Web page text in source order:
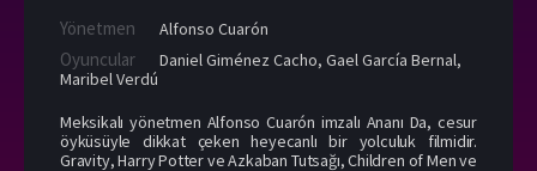
Yönetmen Alfonso Cuarón
Oyuncular Daniel Giménez Cacho, Gael García Bernal,
Maribel Verdú
Meksikalı yönetmen Alfonso Cuarón imzalı Ananı Da, cesur
öyküsüyle dikkat çeken heyecanlı bir yolculuk filmidir.
Gravity, Harry Potter ve Azkaban Tutsağı, Children of Men ve